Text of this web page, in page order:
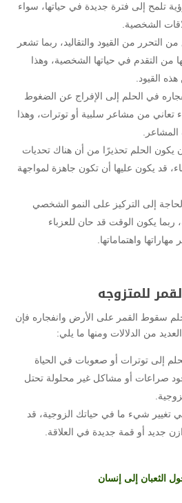
تلمح إلى فترة جديدة في حياتها، سواء
الشخصية.
التحرر من القيود والتقاليد، ربما تشعر
من التقدم في حياتها الشخصية، وهذا
القيود.
في الحلم إلى الإفراج عن الضغوط
تعاني من مشاعر سلبية أو توترات، وهذا
المشاعر.
الحلم تحذيرًا من أن هناك تحديات
قد يكون عليها أن تكون جاهزة لمواجهة
إلى التركيز على النمو الشخصي
يكون الوقت قد حان للعزباء
واهتماماتها.
للمتزوجه
سقوط القمر على الأرض وانفجاره فإن
من الدلالات ومنها ما يلي:
إلى توترات أو صعوبات في الحياة
صراعات أو مشاكل غير محلولة تحتل
تغيير شيء ما في حياتك الزوجية، قد
جديد أو قمة جديدة في العلاقة.
الثعبان إلى إنسان